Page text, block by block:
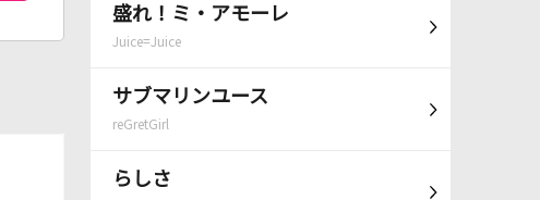
盛れ！ミ・アモーレ
Juice=Juice
サブマリンユース
reGretGirl
らしさ